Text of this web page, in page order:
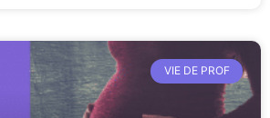
VIE DE PROF